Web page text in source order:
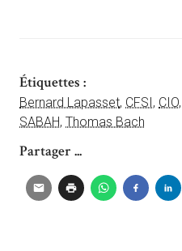
Étiquettes :
Bernard Lapasset, CFSI, CIO,
SABAH, Thomas Bach
Partager ...